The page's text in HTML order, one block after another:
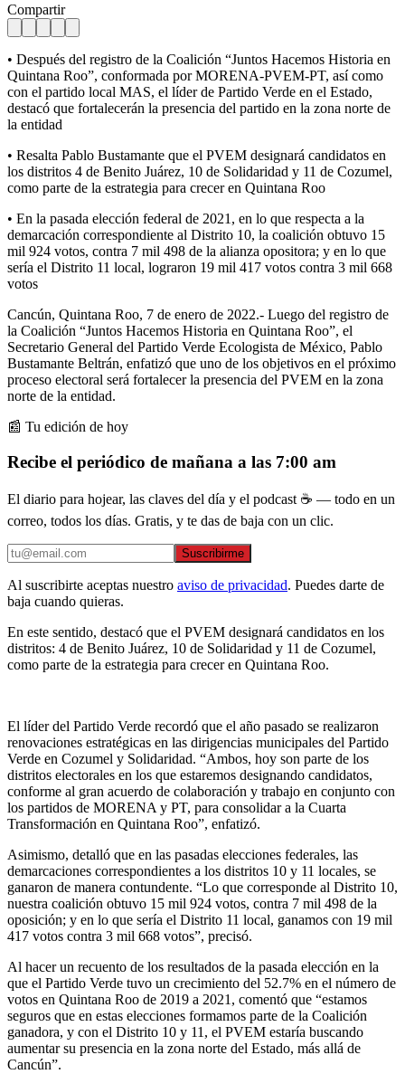
Compartir
• Después del registro de la Coalición “Juntos Hacemos Historia en
Quintana Roo”, conformada por MORENA-PVEM-PT, así como
con el partido local MAS, el líder de Partido Verde en el Estado,
destacó que fortalecerán la presencia del partido en la zona norte de
la entidad
• Resalta Pablo Bustamante que el PVEM designará candidatos en
los distritos 4 de Benito Juárez, 10 de Solidaridad y 11 de Cozumel,
como parte de la estrategia para crecer en Quintana Roo
• En la pasada elección federal de 2021, en lo que respecta a la
demarcación correspondiente al Distrito 10, la coalición obtuvo 15
mil 924 votos, contra 7 mil 498 de la alianza opositora; y en lo que
sería el Distrito 11 local, lograron 19 mil 417 votos contra 3 mil 668
votos
Cancún, Quintana Roo, 7 de enero de 2022.- Luego del registro de
la Coalición “Juntos Hacemos Historia en Quintana Roo”, el
Secretario General del Partido Verde Ecologista de México, Pablo
Bustamante Beltrán, enfatizó que uno de los objetivos en el próximo
proceso electoral será fortalecer la presencia del PVEM en la zona
norte de la entidad.
📰 Tu edición de hoy
Recibe el periódico de mañana a las 7:00 am
El diario para hojear, las claves del día y el podcast ☕ — todo en un
correo, todos los días. Gratis, y te das de baja con un clic.
Suscribirme
Al suscribirte aceptas nuestro aviso de privacidad. Puedes darte de
baja cuando quieras.
En este sentido, destacó que el PVEM designará candidatos en los
distritos: 4 de Benito Juárez, 10 de Solidaridad y 11 de Cozumel,
como parte de la estrategia para crecer en Quintana Roo.
El líder del Partido Verde recordó que el año pasado se realizaron
renovaciones estratégicas en las dirigencias municipales del Partido
Verde en Cozumel y Solidaridad. “Ambos, hoy son parte de los
distritos electorales en los que estaremos designando candidatos,
conforme al gran acuerdo de colaboración y trabajo en conjunto con
los partidos de MORENA y PT, para consolidar a la Cuarta
Transformación en Quintana Roo”, enfatizó.
Asimismo, detalló que en las pasadas elecciones federales, las
demarcaciones correspondientes a los distritos 10 y 11 locales, se
ganaron de manera contundente. “Lo que corresponde al Distrito 10,
nuestra coalición obtuvo 15 mil 924 votos, contra 7 mil 498 de la
oposición; y en lo que sería el Distrito 11 local, ganamos con 19 mil
417 votos contra 3 mil 668 votos”, precisó.
Al hacer un recuento de los resultados de la pasada elección en la
que el Partido Verde tuvo un crecimiento del 52.7% en el número de
votos en Quintana Roo de 2019 a 2021, comentó que “estamos
seguros que en estas elecciones formamos parte de la Coalición
ganadora, y con el Distrito 10 y 11, el PVEM estaría buscando
aumentar su presencia en la zona norte del Estado, más allá de
Cancún”.